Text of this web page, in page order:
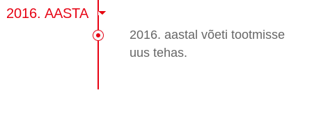
2016. AASTA
2016. aastal võeti tootmisse
uus tehas.